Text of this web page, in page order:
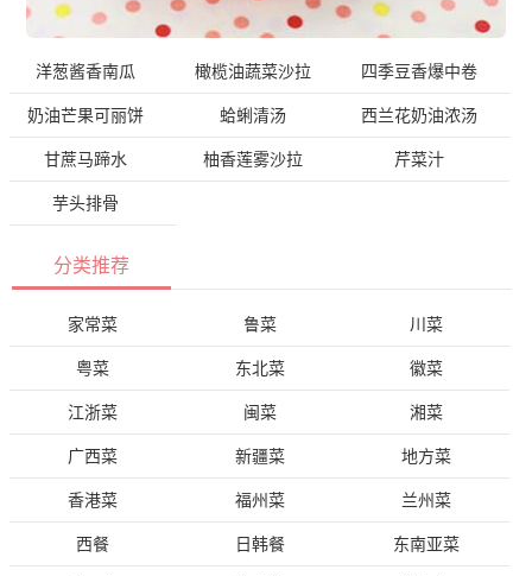
洋葱酱香南瓜 橄榄油蔬菜沙拉 四季豆香爆中卷
奶油芒果可丽饼 蛤蜊清汤 西兰花奶油浓汤
甘蔗马蹄水 柚香莲雾沙拉 芹菜汁
芋头排骨
分类推荐
家常菜 鲁菜 川菜
粤菜 东北菜 徽菜
江浙菜 闽菜 湘菜
广西菜 新疆菜 地方菜
香港菜 福州菜 兰州菜
西餐 日韩餐 东南亚菜